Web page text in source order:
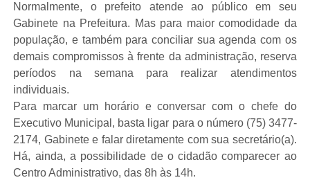
Normalmente, o prefeito atende ao público em seu
Gabinete na Prefeitura. Mas para maior comodidade da
população, e também para conciliar sua agenda com os
demais compromissos à frente da administração, reserva
períodos na semana para realizar atendimentos
individuais.
Para marcar um horário e conversar com o chefe do
Executivo Municipal, basta ligar para o número (75) 3477-
2174, Gabinete e falar diretamente com sua secretário(a).
Há, ainda, a possibilidade de o cidadão comparecer ao
Centro Administrativo, das 8h às 14h.